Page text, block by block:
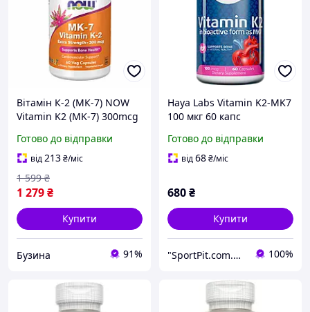
Вітамін К-2 (МК-7) NOW
Vitamin K2 (MK-7) 300mcg
Готово до відправки
від213₴/міс
1 279₴
1 599 ₴
Купити
Бузина 91%
Haya Labs Vitamin K2-MK7
100 мкг 60 капс
Готово до відправки
від68₴/міс
680₴
Купити
"SportPit.com.ua"- Интернет-магазин спортивного питания. 100%